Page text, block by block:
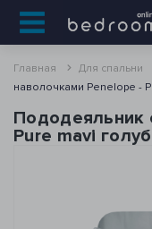
Главная Для спальни
наволочками Penelope -
Пододеяльник
Pure mavi